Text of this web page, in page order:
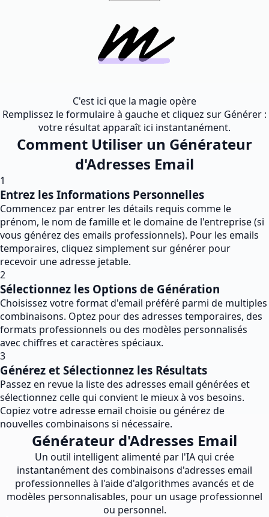
C'est ici que la magie opère
Remplissez le formulaire à gauche et cliquez sur Générer :
votre résultat apparaît ici instantanément.
Comment Utiliser un Générateur
d'Adresses Email
1
Entrez les Informations Personnelles
Commencez par entrer les détails requis comme le
prénom, le nom de famille et le domaine de l'entreprise (si
vous générez des emails professionnels). Pour les emails
temporaires, cliquez simplement sur générer pour
recevoir une adresse jetable.
2
Sélectionnez les Options de Génération
Choisissez votre format d'email préféré parmi de multiples
combinaisons. Optez pour des adresses temporaires, des
formats professionnels ou des modèles personnalisés
avec chiffres et caractères spéciaux.
3
Générez et Sélectionnez les Résultats
Passez en revue la liste des adresses email générées et
sélectionnez celle qui convient le mieux à vos besoins.
Copiez votre adresse email choisie ou générez de
nouvelles combinaisons si nécessaire.
Générateur d'Adresses Email
Un outil intelligent alimenté par l'IA qui crée
instantanément des combinaisons d'adresses email
professionnelles à l'aide d'algorithmes avancés et de
modèles personnalisables, pour un usage professionnel
ou personnel.